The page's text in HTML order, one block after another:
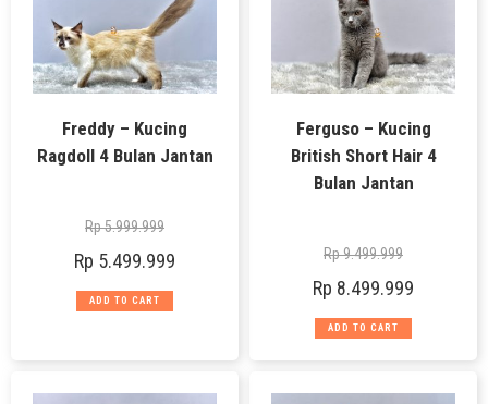
Freddy – Kucing
Ragdoll 4 Bulan Jantan
Rp5.999.999
Rp 5.499.999
ADD TO CART
Ferguso – Kucing
British Short Hair 4
Bulan Jantan
Rp9.499.999
Rp 8.499.999
ADD TO CART